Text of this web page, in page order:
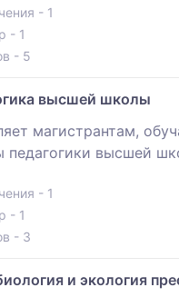
- 1
- 1
- 5
высшей школы
магистрантам,
педагогики высшей
- 1
- 1
- 3
и экология